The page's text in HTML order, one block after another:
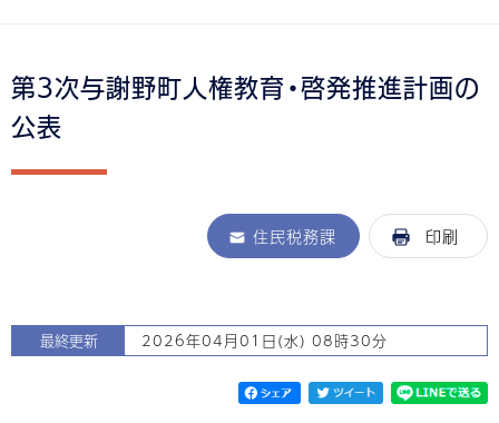
第3次与謝野町人権教育・啓発推進計画の
公表
住民税務課 印刷
最終更新 2026年04月01日(水) 08時30分